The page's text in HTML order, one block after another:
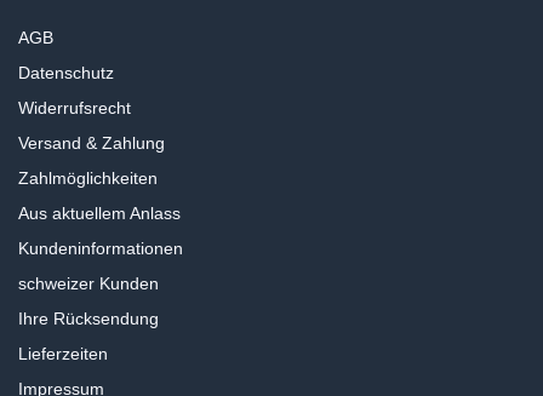
AGB
Datenschutz
Widerrufsrecht
Versand & Zahlung
Zahlmöglichkeiten
Aus aktuellem Anlass
Kundeninformationen
schweizer Kunden
Ihre Rücksendung
Lieferzeiten
Impressum